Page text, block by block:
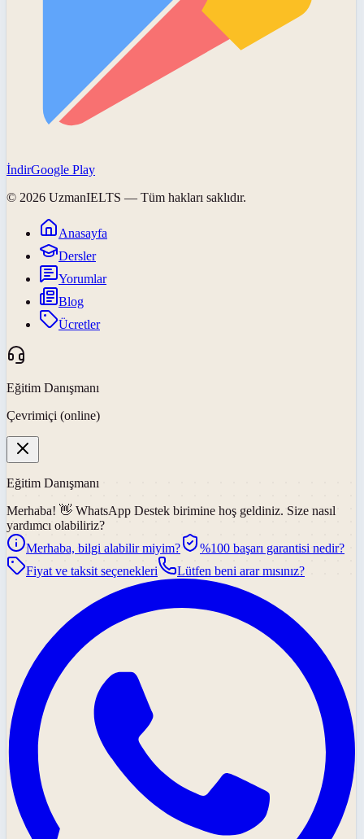
İndirGoogle Play
© 2026 UzmanIELTS — Tüm hakları saklıdır.
Anasayfa
Dersler
Yorumlar
Blog
Ücretler
Eğitim Danışmanı
Çevrimiçi (online)
Eğitim Danışmanı
Merhaba! 👋 WhatsApp Destek birimine hoş geldiniz. Size nasıl
yardımcı olabiliriz?
Merhaba, bilgi alabilir miyim?
%100 başarı garantisi nedir?
Fiyat ve taksit seçenekleri
Lütfen beni arar mısınız?